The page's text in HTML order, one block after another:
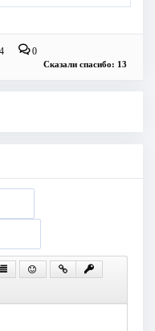
0
Сказали спасибо: 13